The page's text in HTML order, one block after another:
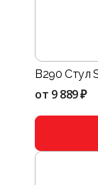
B290 Стул
от 9 889 ₽